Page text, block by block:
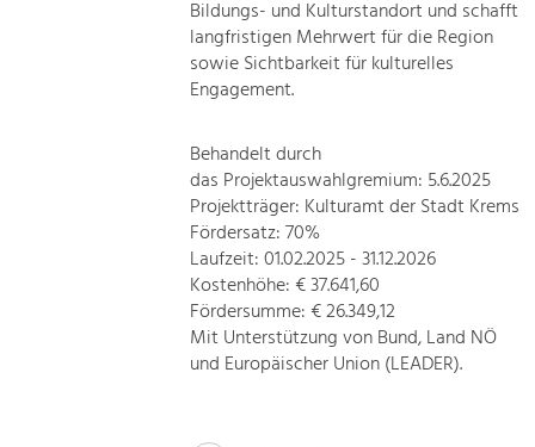
Steigerung regionaler Wertschöpfung
Bildungs- und Kulturstandort und schafft
langfristigen Mehrwert für die Region
sowie Sichtbarkeit für kulturelles
Engagement.
Behandelt durch
das Projektauswahlgremium: 5.6.2025
Projektträger: Kulturamt der Stadt Krems
Fördersatz: 70%
Laufzeit: 01.02.2025 - 31.12.2026
Kostenhöhe: € 37.641,60
Fördersumme: € 26.349,12
Mit Unterstützung von Bund, Land NÖ
und Europäischer Union (LEADER).